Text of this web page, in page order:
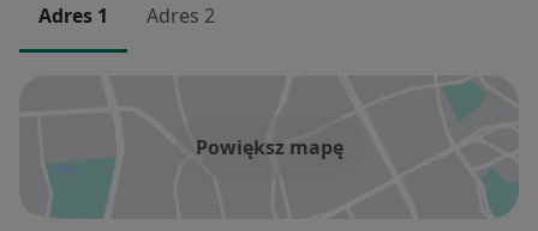
Adres 1 Adres 2
Powiększ mapę